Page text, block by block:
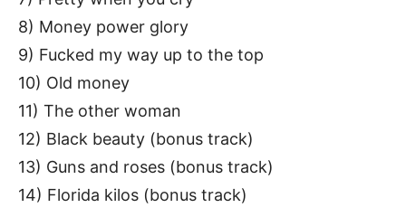
8) Money power glory
9) Fucked my way up to the top
10) Old money
11) The other woman
12) Black beauty (bonus track)
13) Guns and roses (bonus track)
14) Florida kilos (bonus track)